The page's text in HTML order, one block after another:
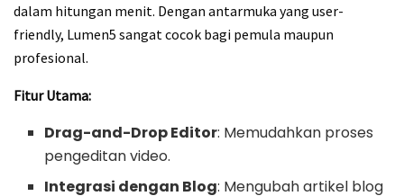
dalam hitungan menit. Dengan antarmuka yang user-
friendly, Lumen5 sangat cocok bagi pemula maupun
profesional.
Fitur Utama:
Drag-and-Drop Editor: Memudahkan proses
pengeditan video.
Integrasi dengan Blog: Mengubah artikel blog